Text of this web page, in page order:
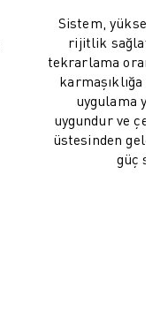
Sistem, yüksek
rijitlik
tekrarlama
karmaşıklığa
uygulama
uygundur ve
üstesinden
güç